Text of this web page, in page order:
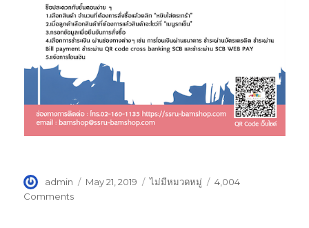
Author
admin
Posted
May 21, 2019 Categories
ไม่มีหมวดหมู่
4,004
Comments